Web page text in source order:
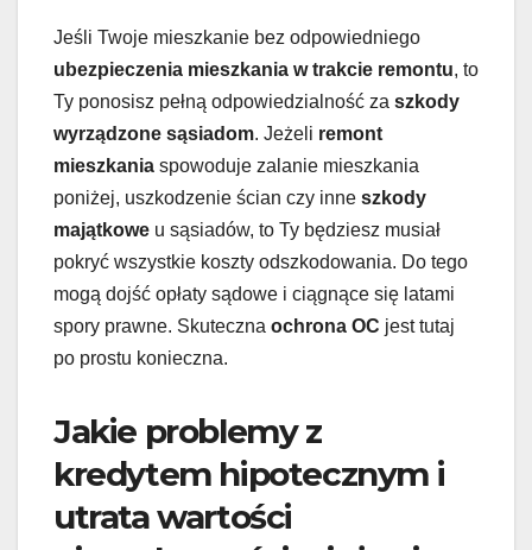
Jeśli Twoje mieszkanie bez odpowiedniego
ubezpieczenia mieszkania w trakcie remontu, to
Ty ponosisz pełną odpowiedzialność za szkody
wyrządzone sąsiadom. Jeżeli remont
mieszkania spowoduje zalanie mieszkania
poniżej, uszkodzenie ścian czy inne szkody
majątkowe u sąsiadów, to Ty będziesz musiał
pokryć wszystkie koszty odszkodowania. Do tego
mogą dojść opłaty sądowe i ciągnące się latami
spory prawne. Skuteczna ochrona OC jest tutaj
po prostu konieczna.
Jakie problemy z
kredytem hipotecznym i
utrata wartości